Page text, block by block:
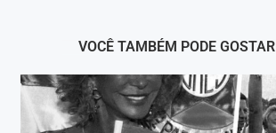
VOCÊ TAMBÉM PODE GOSTAR